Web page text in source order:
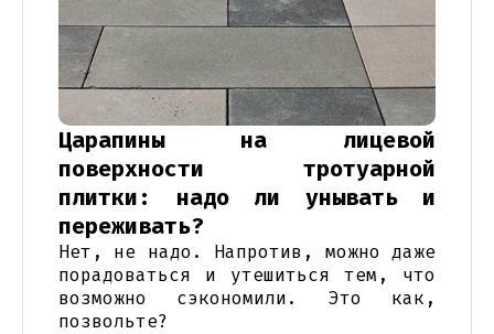
Царапины на лицевой
поверхности тротуарной
плитки: надо ли унывать и
переживать?
Нет, не надо. Напротив, можно даже
порадоваться и утешиться тем, что
возможно сэкономили. Это как,
позвольте?